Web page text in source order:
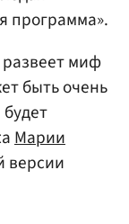
программа».
развеет миф
быть очень
Марии
версии